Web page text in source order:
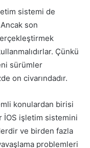
sistemi de
son
Çünkü
sürümler
on civarındadır.
konulardan birisi
İOS işletim sistemini
ve birden fazla
problemleri